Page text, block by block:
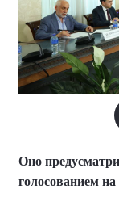
Оно
голосованием